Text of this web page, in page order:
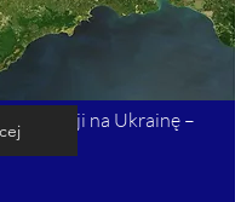
Rosji na Ukrainę –